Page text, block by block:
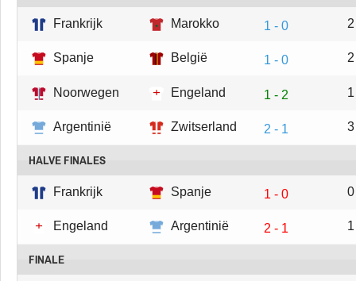
Frankrijk Marokko 1 - 0
Spanje België 1 - 0
Noorwegen Engeland 1 - 2
Argentinië Zwitserland 2 - 1
HALVE FINALES
Frankrijk Spanje 1 - 0
Engeland Argentinië 2 - 1
FINALE